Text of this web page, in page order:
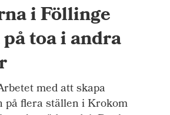
i Föllinge
toa i andra
med att skapa
på flera ställen i Krokom